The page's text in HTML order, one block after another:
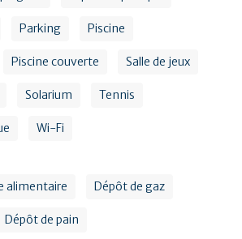
Parking Piscine
Piscine couverte Salle de jeux
Solarium Tennis
Wi-Fi
alimentaire Dépôt de gaz
Dépôt de pain